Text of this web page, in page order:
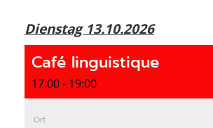
Dienstag 13.10.2026
Café linguistique
17:00 - 19:00
Ort